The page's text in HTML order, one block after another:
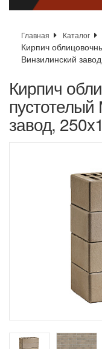
Главная Каталог
Кирпич
Винзилинский
Кирпич
завод,